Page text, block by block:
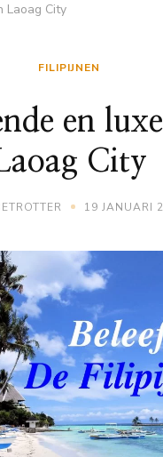
Laoag City
FILIPIJNEN
en
City
19 JANUARI